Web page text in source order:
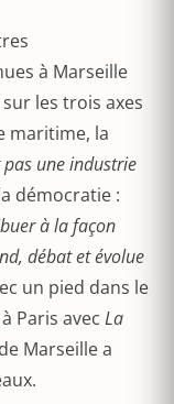
à Marseille
les trois axes
maritime, la
une industrie
démocratie :
à la façon
débat et évolue
un pied dans le
Paris avec La
Marseille a